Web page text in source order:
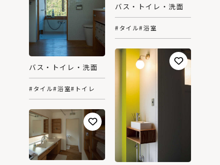
バス・トイレ・洗面
#タイル#浴室
バス・トイレ・洗面
#タイル#浴室#トイレ